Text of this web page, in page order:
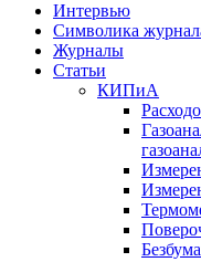
Интервью
Символика
Журналы
Статьи
КИПиА